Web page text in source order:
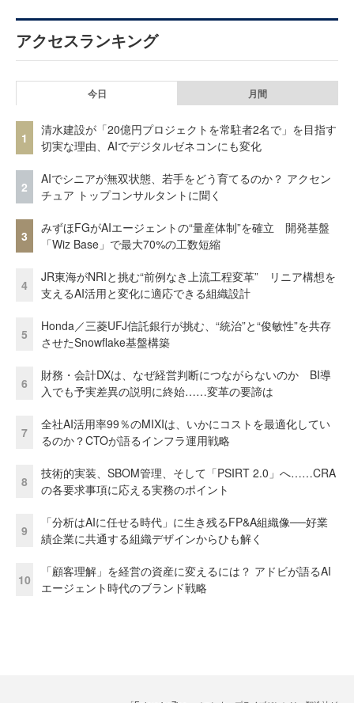
アクセスランキング
今日 月間
1
清水建設が「20億円プロジェクトを常駐者2名で」を目指す
切実な理由、AIでデジタルゼネコンにも変化
2
AIでシニアが無双状態、若手をどう育てるのか？ アクセン
チュア トップコンサルタントに聞く
3
みずほFGがAIエージェントの“量産体制”を確立 開発基盤
「Wiz Base」で最大70%の工数短縮
4
JR東海がNRIと挑む“前例なき上流工程変革” リニア構想を
支えるAI活用と変化に適応できる組織設計
5
Honda／三菱UFJ信託銀行が挑む、“統治”と“俊敏性”を共存
させたSnowflake基盤構築
6
財務・会計DXは、なぜ経営判断につながらないのか BI導
入でも予実差異の説明に終始……変革の要諦は
7
全社AI活用率99％のMIXIは、いかにコストを最適化してい
るのか？CTOが語るインフラ運用戦略
8
技術的実装、SBOM管理、そして「PSIRT 2.0」へ……CRA
の各要求事項に応える実務のポイント
9
「分析はAIに任せる時代」に生き残るFP&A組織像──好業
績企業に共通する組織デザインからひも解く
10
「顧客理解」を経営の資産に変えるには？ アドビが語るAI
エージェント時代のブランド戦略